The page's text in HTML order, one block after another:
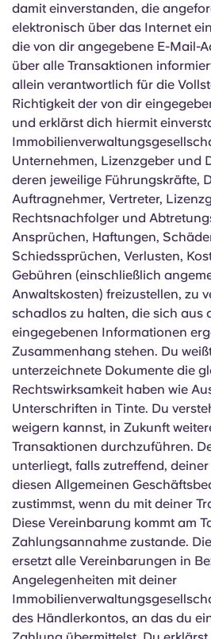
damit einverstanden, die
elektronisch über das Internet
die von dir angegebene E-Mail-
über alle Transaktionen
allein verantwortlich für die
Richtigkeit der von dir
und erklärst dich hiermit
Unternehmen, Lizenzgeber und
deren jeweilige Führungskräfte,
Auftragnehmer, Vertreter,
Rechtsnachfolger und
Ansprüchen, Haftungen,
Schiedssprüchen, Verlusten,
Gebühren (einschließlich
Anwaltskosten) freizustellen, zu
schadlos zu halten, die sich aus
eingegebenen Informationen
Zusammenhang stehen. Du
unterzeichnete Dokumente die
Rechtswirksamkeit haben wie
Unterschriften in Tinte. Du
weigern kannst, in Zukunft
Transaktionen durchzuführen.
unterliegt, falls zutreffend,
diesen Allgemeinen
zustimmst, wenn du mit deiner
Diese Vereinbarung kommt am
Zahlungsannahme zustande.
ersetzt alle Vereinbarungen in
Angelegenheiten mit deiner
des Händlerkontos, an das du